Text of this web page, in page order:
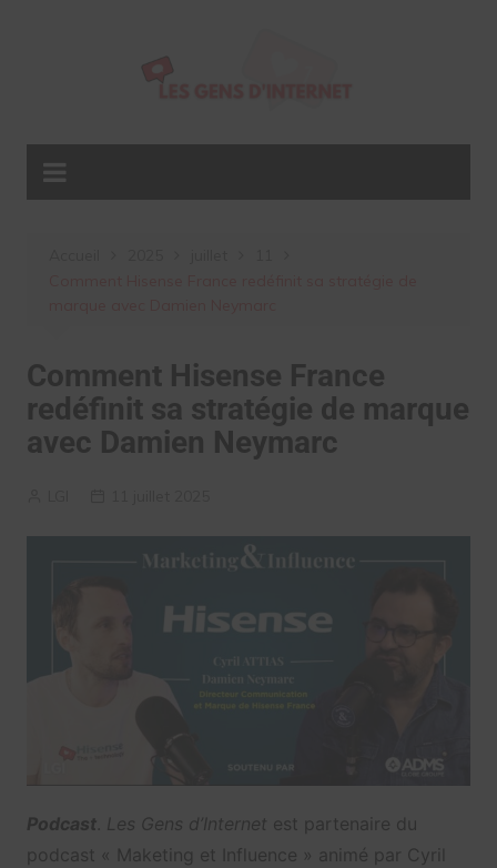
Comment Hisense France
redéfinit sa stratégie de marque
avec Damien Neymarc
Podcast. Les Gens d’Internet est partenaire du
podcast « Maketing et Influence » animé par Cyril